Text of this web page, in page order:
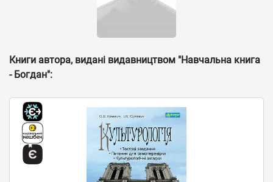
Книги автора, видані видавництвом "Навчальна книга
- Богдан":